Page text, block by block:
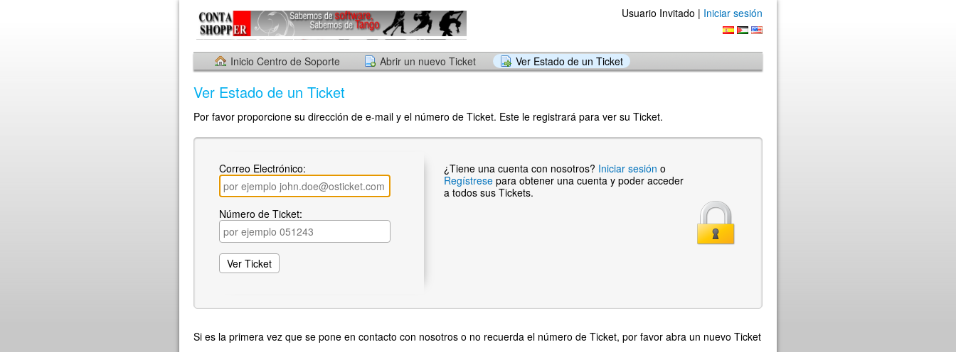
Usuario Invitado | Iniciar sesión
Inicio Centro de Soporte Abrir un nuevo Ticket Ver Estado de un Ticket
Ver Estado de un Ticket
Por favor proporcione su dirección de e-mail y el número de Ticket. Este le registrará para ver su Ticket.
Correo Electrónico:
Número de Ticket:
¿Tiene una cuenta con nosotros? Iniciar sesión o
Regístrese para obtener una cuenta y poder acceder
a todos sus Tickets.
Si es la primera vez que se pone en contacto con nosotros o no recuerda el número de Ticket, por favor abra un nuevo Ticket